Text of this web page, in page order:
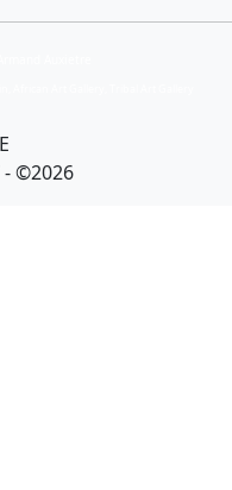
- ©2026